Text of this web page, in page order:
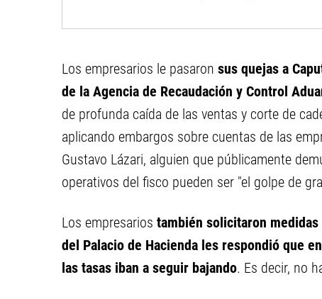
Los empresarios le pasaron sus quejas a
de la Agencia de Recaudación y Control
de profunda caída de las ventas y corte de
aplicando embargos sobre cuentas de las
Gustavo Lázari, alguien que públicamente
operativos del fisco pueden ser "el golpe de
Los empresarios también solicitaron
del Palacio de Hacienda les respondió que
las tasas iban a seguir bajando. Es decir, no